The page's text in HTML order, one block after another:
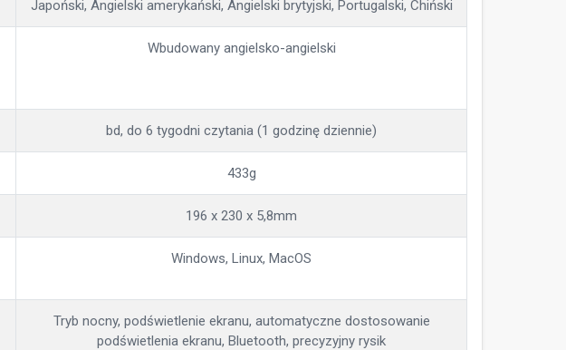
Japoński, Angielski amerykański, Angielski brytyjski, Portugalski, Chiński
Wbudowany angielsko-angielski
bd, do 6 tygodni czytania (1 godzinę dziennie)
433g
196 x 230 x 5,8mm
Windows, Linux, MacOS
Tryb nocny, podświetlenie ekranu, automatyczne dostosowanie
podświetlenia ekranu, Bluetooth, precyzyjny rysik